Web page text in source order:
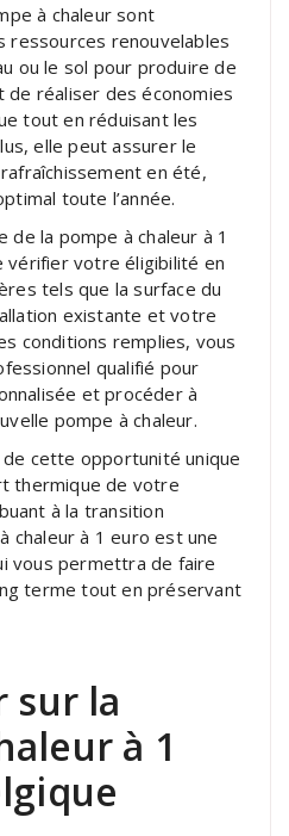
à chaleur sont
ressources renouvelables
ou le sol pour produire de
de réaliser des économies
tout en réduisant les
elle peut assurer le
en été,
toute l’année.
de la pompe à chaleur à 1
votre éligibilité en
tels que la surface du
existante et votre
conditions remplies, vous
qualifié pour
et procéder à
pompe à chaleur.
cette opportunité unique
thermique de votre
à la transition
chaleur à 1 euro est une
vous permettra de faire
terme tout en préservant
sur la
à 1